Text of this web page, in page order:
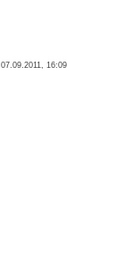
07.09.2011, 16:09